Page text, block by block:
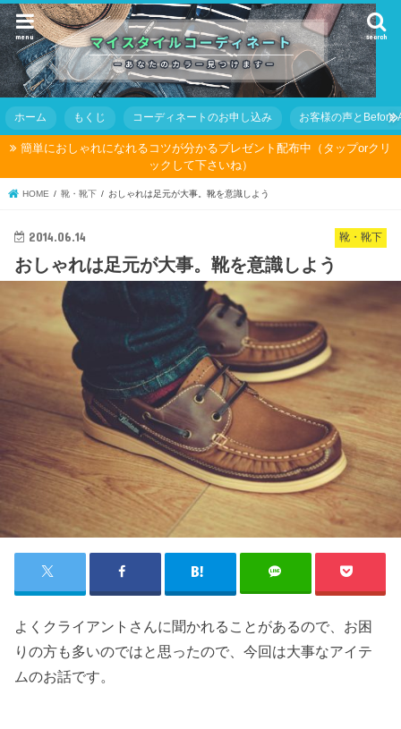
search
menu
ホーム もくじ コーディネートのお申し込み お客様の声とBefore
簡単におしゃれになれるコツが分かるプレゼント配布中（タップorクリ
ックして下さいね）
HOME 靴・靴下 おしゃれは足元が大事。靴を意識しよう
靴・靴下
2014.06.14
おしゃれは足元が大事。靴を意識しよう
よくクライアントさんに聞かれることがあるので、お困
りの方も多いのではと思ったので、今回は大事なアイテ
ムのお話です。